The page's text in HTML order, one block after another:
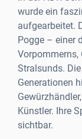
wurde ein
aufgearbeitet.
Pogge – einer
Vorpommerns,
Stralsunds.
Generationen
Künstler. Ihre
sichtbar.